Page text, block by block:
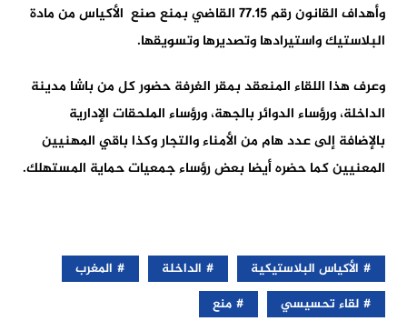
وأهداف القانون رقم 77.15 القاضي بمنع صنع الأكياس من مادة
البلاستيك واستيرادها وتصديرها وتسويقها.
وعرف هذا اللقاء المنعقد بمقر الغرفة حضور كل من باشا مدينة
الداخلة، ورؤساء الدوائر بالجهة، ورؤساء الملحقات الإدارية
بالإضافة إلى عدد هام من الأمناء والتجار وكذا باقي المهنيين
المعنيين كما حضره أيضا بعض رؤساء جمعيات حماية المستهلك.
الأكياس البلاستيكية الداخلة
المغرب
لقاء تحسيسي
منع